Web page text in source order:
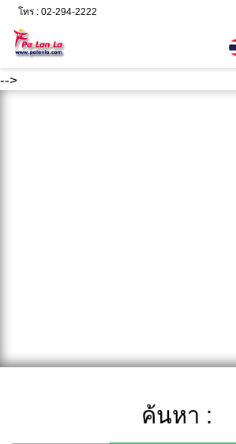
-->
โทร : 02-294-2222
ค้นหา :